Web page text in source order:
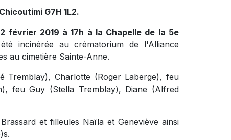
G7H 1L2.
février 2019 à 17h à la Chapelle de la 5e
incinérée au crématorium de l'Alliance
au cimetière Sainte-Anne.
Tremblay), Charlotte (Roger Laberge), feu
feu Guy (Stella Tremblay), Diane (Alfred
et filleules Naïla et Geneviève ainsi